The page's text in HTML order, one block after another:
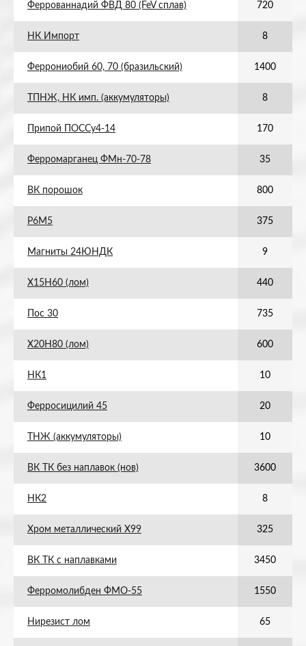
Феррованнадий ФВД 80 (FeV сплав) 720
НК Импорт 8
Феррониобий 60, 70 (бразильский) 1400
ТПНЖ, НК имп. (аккумуляторы) 8
Припой ПОССу4-14 170
Ферромарганец ФМн-70-78 35
ВК порошок 800
Р6М5 375
Магниты 24ЮНДК 9
Х15Н60 (лом) 440
Пос 30 735
Х20Н80 (лом) 600
НК1 10
Ферросицилий 45 20
ТНЖ (аккумуляторы) 10
ВК ТК без наплавок (нов) 3600
НК2 8
Хром металлический Х99 325
ВК ТК с наплавками 3450
Ферромолибден ФМО-55 1550
Нирезист лом 65